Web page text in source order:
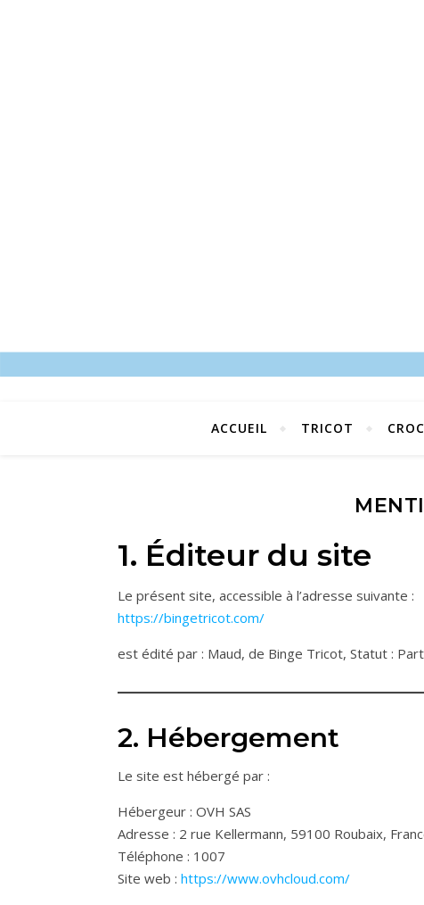
ACCUEIL TRICOT
1. Éditeur du site
Le présent site, accessible à l’adresse suivante :
https://bingetricot.com/
est édité par : Maud, de Binge Tricot, Statut :
2. Hébergement
Le site est hébergé par :
Hébergeur : OVH SAS
Adresse : 2 rue Kellermann, 59100 Roubaix,
Téléphone : 1007
Site web : https://www.ovhcloud.com/